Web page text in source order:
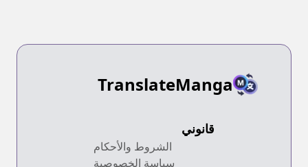
TranslateManga
قانوني
الشروط والأحكام
سياسة الخصوصية